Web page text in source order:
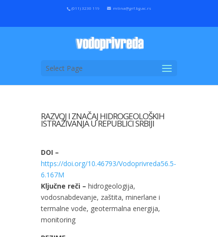
(011) 3230 119 mtina@grf.bg.ac.rs
Select Page
RAZVOJ I ZNAČAJ HIDROGEOLOŠKIH
ISTRAŽIVANJA U REPUBLICI SRBIJI
DOI –
https://doi.org/10.46793/Vodoprivreda56.5-
6.167M
Ključne reči – hidrogeologija,
vodosnabdevanje, zaštita, minerlane i
termalne vode, geotermalna energija,
monitoring